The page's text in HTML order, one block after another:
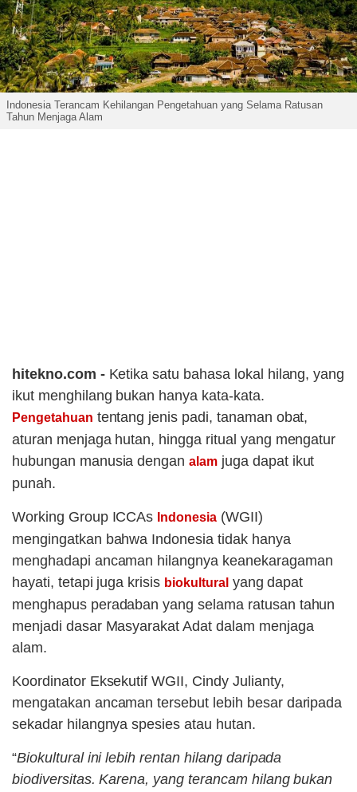
Indonesia Terancam Kehilangan Pengetahuan yang Selama Ratusan
Tahun Menjaga Alam
hitekno.com - Ketika satu bahasa lokal hilang, yang
ikut menghilang bukan hanya kata-kata.
Pengetahuan tentang jenis padi, tanaman obat,
aturan menjaga hutan, hingga ritual yang mengatur
hubungan manusia denganalam juga dapat ikut
punah.
Working Group ICCAs Indonesia(WGII)
mengingatkan bahwa Indonesia tidak hanya
menghadapi ancaman hilangnya keanekaragaman
hayati, tetapi juga krisis biokultural yang dapat
menghapus peradaban yang selama ratusan tahun
menjadi dasar Masyarakat Adat dalam menjaga
alam.
Koordinator Eksekutif WGII, Cindy Julianty,
mengatakan ancaman tersebut lebih besar daripada
sekadar hilangnya spesies atau hutan.
“Biokultural ini lebih rentan hilang daripada
biodiversitas. Karena, yang terancam hilang bukan